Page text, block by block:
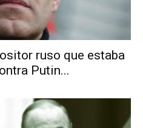
ruso que estaba
Putin...